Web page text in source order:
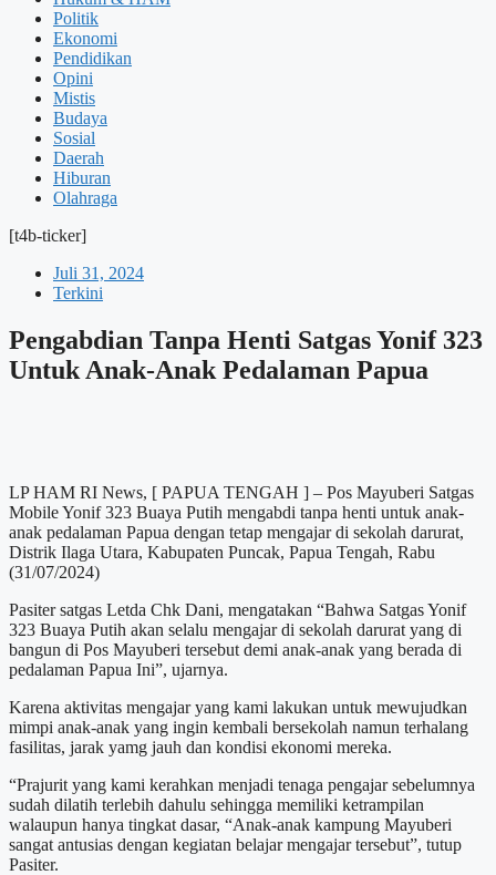
Politik
Ekonomi
Pendidikan
Opini
Mistis
Budaya
Sosial
Daerah
Hiburan
Olahraga
[t4b-ticker]
Juli 31, 2024
Terkini
Pengabdian Tanpa Henti Satgas Yonif 323
Untuk Anak-Anak Pedalaman Papua
LP HAM RI News, [ PAPUA TENGAH ] – Pos Mayuberi Satgas
Mobile Yonif 323 Buaya Putih mengabdi tanpa henti untuk anak-
anak pedalaman Papua dengan tetap mengajar di sekolah darurat,
Distrik Ilaga Utara, Kabupaten Puncak, Papua Tengah, Rabu
(31/07/2024)
Pasiter satgas Letda Chk Dani, mengatakan “Bahwa Satgas Yonif
323 Buaya Putih akan selalu mengajar di sekolah darurat yang di
bangun di Pos Mayuberi tersebut demi anak-anak yang berada di
pedalaman Papua Ini”, ujarnya.
Karena aktivitas mengajar yang kami lakukan untuk mewujudkan
mimpi anak-anak yang ingin kembali bersekolah namun terhalang
fasilitas, jarak yamg jauh dan kondisi ekonomi mereka.
“Prajurit yang kami kerahkan menjadi tenaga pengajar sebelumnya
sudah dilatih terlebih dahulu sehingga memiliki ketrampilan
walaupun hanya tingkat dasar, “Anak-anak kampung Mayuberi
sangat antusias dengan kegiatan belajar mengajar tersebut”, tutup
Pasiter.